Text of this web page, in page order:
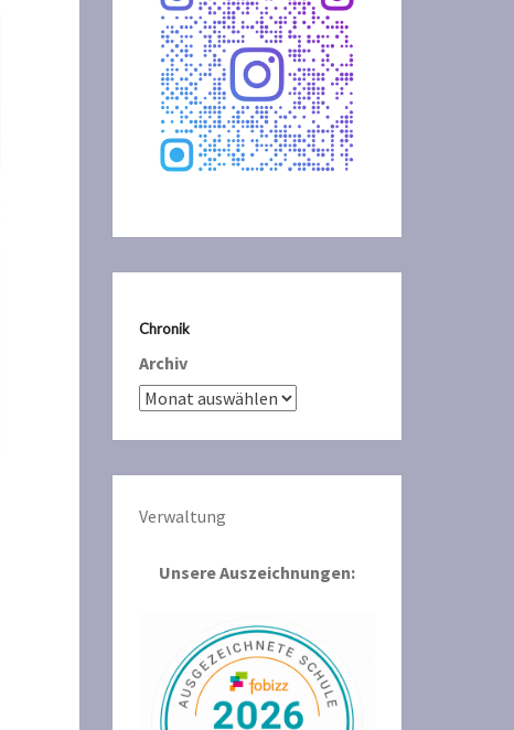
Chronik
Archiv
Verwaltung
Unsere Auszeichnungen: